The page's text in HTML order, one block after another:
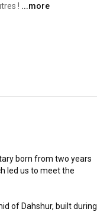
! ...more
born from two years
led us to meet the
of Dahshur, built during